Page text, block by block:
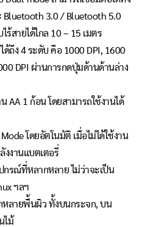
Bluetooth 3.0 / Bluetooth 5.0
ร้สายได้ไกล 10 – 15 เมตร
ด้ถึง 4 ระดับ คือ 1000 DPI, 1600
DPI ผ่านการกดปุ่มด้านด้านล่าง
AA 1 ก้อน โดยสามารถใช้งานได้
โดยอัตโนมัติ เมื่อไม่ได้ใช้งาน
งงานแบตเตอรี่
กรณ์ที่หลากหลาย ไม่ว่าจะเป็น
ฯลฯ
หลายพื้นผิว ทั้งบนกระจก, บน
ไม้